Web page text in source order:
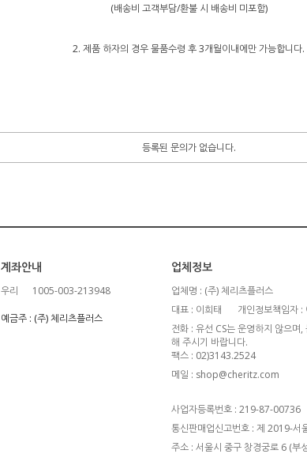
(배송비 고객부담/환불 시 배송비 미포함)
2. 제품 하자의 경우 물품수령 후 3개월이내에만 가능합니다.
등록된 문의가 없습니다.
계좌안내
우리 1005-003-213948
예금주 : (주) 체리츠플러스
업체정보
업체명 : (주) 체리츠플러스
대표 : 이희태
개인정보책임자 :
전화 : 유선 CS는 운영하지 않으며
해 주시기 바랍니다.
팩스 : 02)3143.2524
메일 : shop@cheritz.com
사업자등록번호 : 219-87-00736
통신판매업신고번호 : 제 2019-서
주소 : 서울시 중구 창경궁로 6 (부